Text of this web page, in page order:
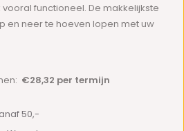
functioneel. De makkelijkste
en neer te hoeven lopen met uw
€28,32 per termijn
50,-